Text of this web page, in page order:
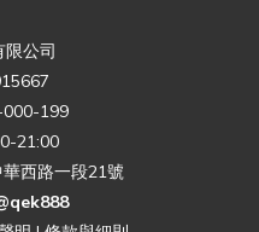
限公司
000-199
21:00
西路一段21號